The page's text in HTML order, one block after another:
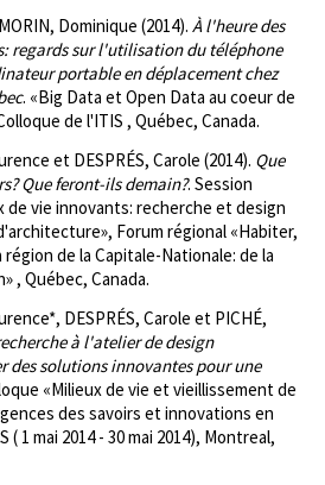
Dominique (2014). À l'heure des
regards sur l'utilisation du téléphone
portable en déplacement chez
. «Big Data et Open Data au coeur de
de l'ITIS , Québec, Canada.
et DESPRÉS, Carole (2014). Que
Que feront-ils demain?. Session
de vie innovants: recherche et design
Forum régional «Habiter,
de la Capitale-Nationale: de la
, Québec, Canada.
DESPRÉS, Carole et PICHÉ,
à l'atelier de design
des solutions innovantes pour une
«Milieux de vie et vieillissement de
des savoirs et innovations en
( 1 mai 2014 - 30 mai 2014), Montreal,